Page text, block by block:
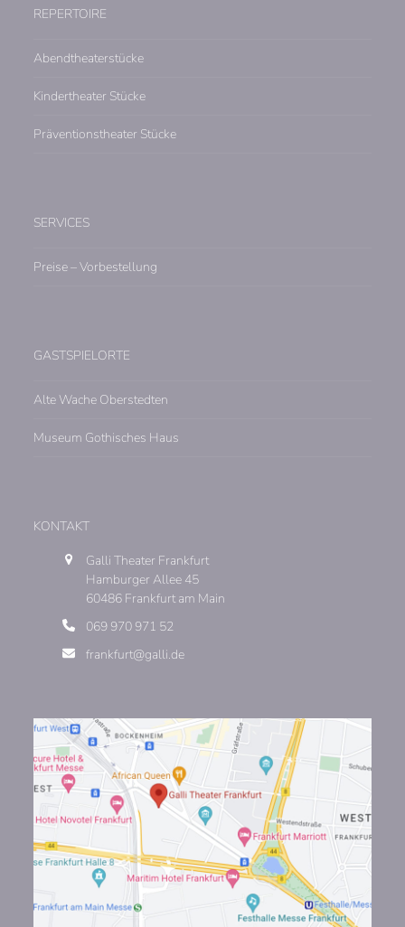
REPERTOIRE
Abendtheaterstücke
Kindertheater Stücke
Präventionstheater Stücke
SERVICES
Preise – Vorbestellung
GASTSPIELORTE
Alte Wache Oberstedten
Museum Gothisches Haus
KONTAKT
Galli Theater Frankfurt
Hamburger Allee 45
60486 Frankfurt am Main
069 970 971 52
frankfurt@galli.de